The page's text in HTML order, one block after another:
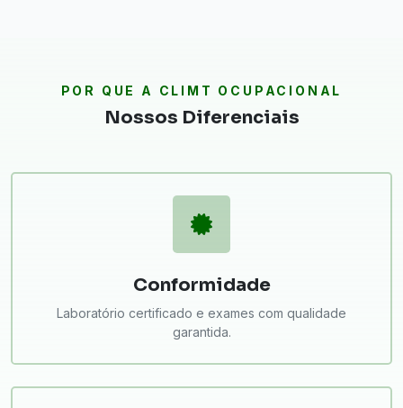
POR QUE A CLIMT OCUPACIONAL
Nossos Diferenciais
Conformidade
Laboratório certificado e exames com qualidade
garantida.